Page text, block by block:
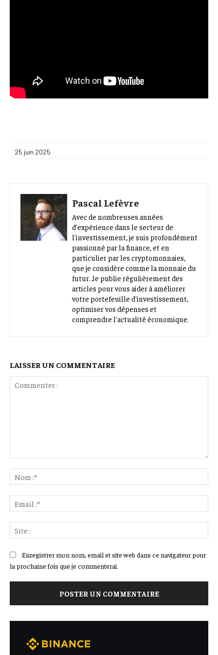
25 juin 2025
Pascal Lefèvre
Avec de nombreuses années
d'expérience dans le secteur de
l'investissement, je suis profondément
passionné par la finance, et en
particulier par les cryptomonnaies,
que je considère comme la monnaie du
futur. Je publie régulièrement des
articles pour vous aider à améliorer
votre portefeuille d'investissement,
optimiser vos dépenses et
comprendre l'actualité économique.
LAISSER UN COMMENTAIRE
:*
:*
:
Enregistrer mon nom, email et site web dans ce navigateur pour
la prochaine fois que je commenterai.